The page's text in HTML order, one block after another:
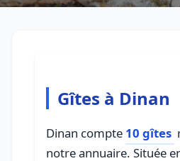
Gîtes à Dinan
Dinan compte 10 gîtes
notre annuaire. Située